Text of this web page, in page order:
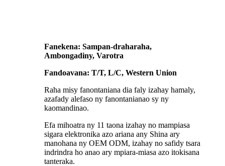
Fanekena: Sampan-draharaha,
Ambongadiny, Varotra
Fandoavana: T/T, L/C, Western Union
Raha misy fanontaniana dia faly izahay hamaly,
azafady alefaso ny fanontanianao sy ny
kaomandinao.
Efa mihoatra ny 11 taona izahay no mampiasa
sigara elektronika azo ariana any Shina ary
manohana ny OEM ODM, izahay no safidy tsara
indrindra ho anao ary mpiara-miasa azo itokisana
tanteraka.